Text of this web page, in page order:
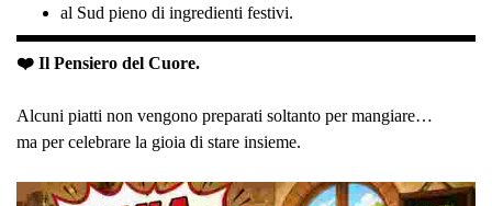
al Sud pieno di ingredienti festivi.
❤️ Il Pensiero del Cuore.
Alcuni piatti non vengono preparati soltanto per mangiare…
ma per celebrare la gioia di stare insieme.